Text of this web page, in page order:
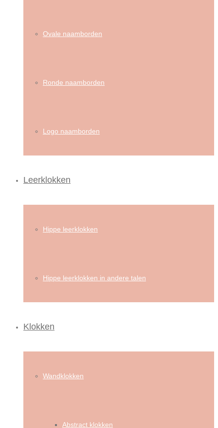
Ovale naamborden
Ronde naamborden
Logo naamborden
Leerklokken
Hippe leerklokken
Hippe leerklokken in andere talen
Klokken
Wandklokken
Abstract klokken